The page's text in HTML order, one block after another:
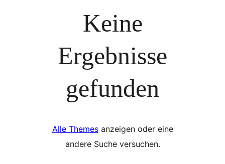
Keine
Ergebnisse
gefunden
Alle Themesanzeigen oder eine
andere Suche versuchen.